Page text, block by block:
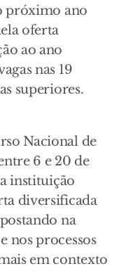
próximo ano
oferta
ao ano
nas 19
superiores.
Nacional de
6 e 20 de
instituição
diversificada
na
nos processos
em contexto